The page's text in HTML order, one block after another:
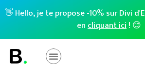
👋 Hello, je te propose -10% sur Divi
encliquant ici! 😊